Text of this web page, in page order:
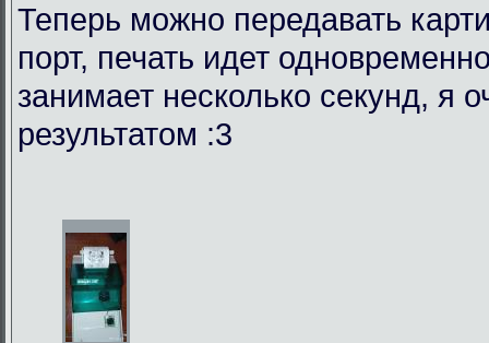
Теперь можно передавать
порт, печать идет
занимает несколько секунд, я
результатом :3